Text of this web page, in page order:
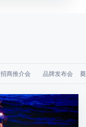
招商推介会 品牌发布会